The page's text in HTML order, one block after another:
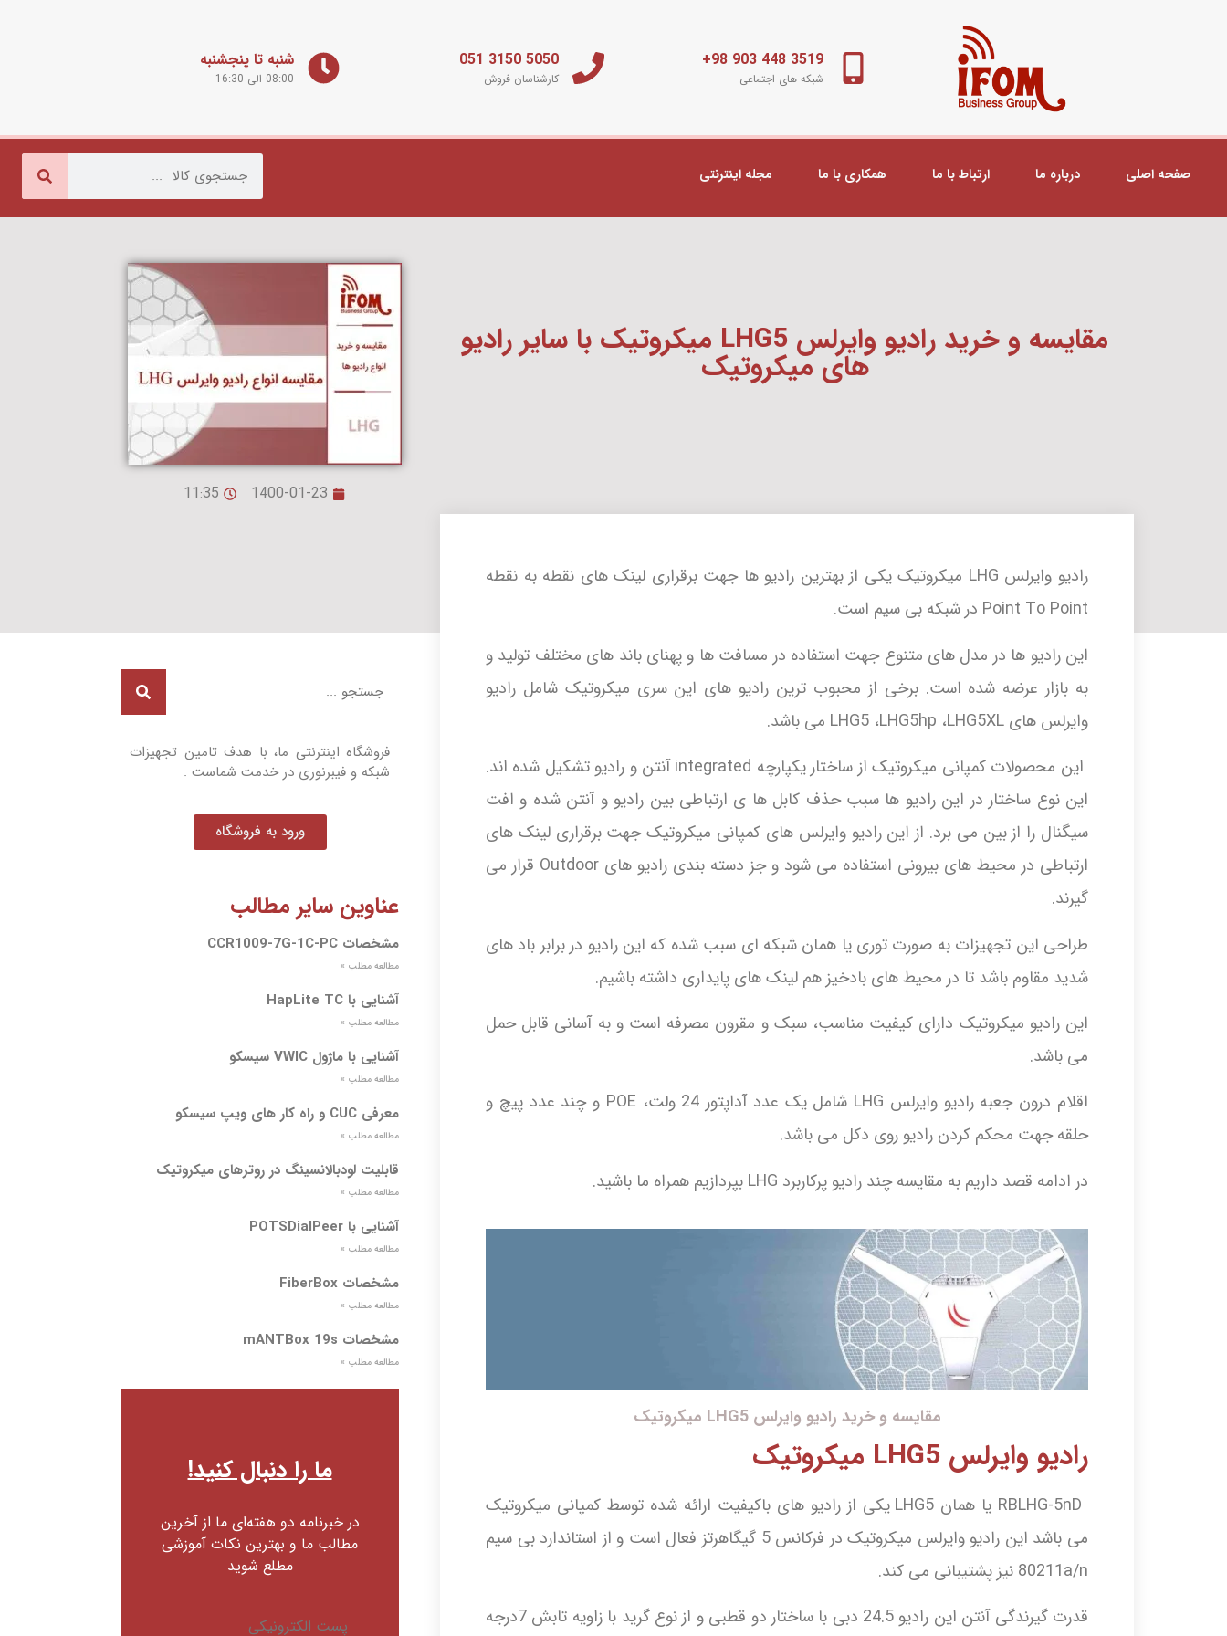
3519 448 903 98+
شبکه های اجتماعی
5050 3150 051
کارشناسان فروش
شنبه تا پنجشنبه
08:00 الی 16:30
صفحه اصلی درباره ما ارتباط با ما همکاری با ما مجله اینترنتی
مقایسه و خرید رادیو وایرلس LHG5 میکروتیک با سایر رادیو
های میکروتیک
1400-01-23
11:35
رادیو وایرلس LHG میکروتیک یکی از بهترین رادیو ها جهت برقراری لینک های نقطه به نقطه
Point To Point در شبکه بی سیم است.
این رادیو ها در مدل های متنوع جهت استفاده در مسافت ها و پهنای باند های مختلف تولید و
به بازار عرضه شده است. برخی از محبوب ترین رادیو های این سری میکروتیک شامل رادیو
وایرلس های LHG5 ،LHG5hp ،LHG5XL می باشد.
این محصولات کمپانی میکروتیک از ساختار یکپارچه integrated آنتن و رادیو تشکیل شده اند.
این نوع ساختار در این رادیو ها سبب حذف کابل ها ی ارتباطی بین رادیو و آنتن شده و افت
سیگنال را از بین می برد. از این رادیو وایرلس های کمپانی میکروتیک جهت برقراری لینک های
ارتباطی در محیط های بیرونی استفاده می شود و جز دسته بندی رادیو های Outdoor قرار می
گیرند.
طراحی این تجهیزات به صورت توری یا همان شبکه ای سبب شده که این رادیو در برابر باد های
شدید مقاوم باشد تا در محیط های بادخیز هم لینک های پایداری داشته باشیم.
این رادیو میکروتیک دارای کیفیت مناسب، سبک و مقرون مصرفه است و به آسانی قابل حمل
می باشد.
اقلام درون جعبه رادیو وایرلس LHG شامل یک عدد آداپتور 24 ولت، POE و چند عدد پیچ و
حلقه جهت محکم کردن رادیو روی دکل می باشد.
در ادامه قصد داریم به مقایسه چند رادیو پرکاربرد LHG بپردازیم همراه ما باشید.
مقایسه و خرید رادیو وایرلس LHG5 میکروتیک
رادیو وایرلس LHG5 میکروتیک
RBLHG-5nD یا همان LHG5 یکی از رادیو های باکیفیت ارائه شده توسط کمپانی میکروتیک
می باشد این رادیو وایرلس میکروتیک در فرکانس 5 گیگاهرتز فعال است و از استاندارد بی سیم
80211a/n نیز پشتیبانی می کند.
قدرت گیرندگی آنتن این رادیو 24.5 دبی با ساختار دو قطبی و از نوع گرید با زاویه تابش 7درجه
فروشگاه اینترنتی ما، با هدف تامین تجهیزات
شبکه و فیبرنوری در خدمت شماست .
ورود به فروشگاه
عناوین سایر مطالب
مشخصات CCR1009-7G-1C-PC
مطالعه مطلب »
آشنایی با HapLite TC
مطالعه مطلب »
آشنایی با ماژول VWIC سیسکو
مطالعه مطلب »
معرفی CUC و راه کار های ویپ سیسکو
مطالعه مطلب »
قابلیت لودبالانسینگ در روترهای میکروتیک
مطالعه مطلب »
آشنایی با POTSDialPeer
مطالعه مطلب »
مشخصات FiberBox
مطالعه مطلب »
مشخصات mANTBox 19s
مطالعه مطلب »
ما را دنبال کنید!
در خبرنامه دو هفته‌ای ما از آخرین
مطالب ما و بهترین نکات آموزشی
مطلع شوید